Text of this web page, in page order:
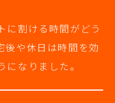
に割ける時間がどう
後や休日は時間を効
なりました。